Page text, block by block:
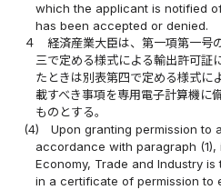
which the applicant is notified
has been accepted or denied.
４
経済産業大臣は、第一項第一号
三で定める様式による輸出許可証
たときは別表第四で定める様式に
載すべき事項を専用電子計算機に
ものとする。
(4)
Upon granting permission to
accordance with paragraph (1),
Economy, Trade and Industry
in a certificate of permission to